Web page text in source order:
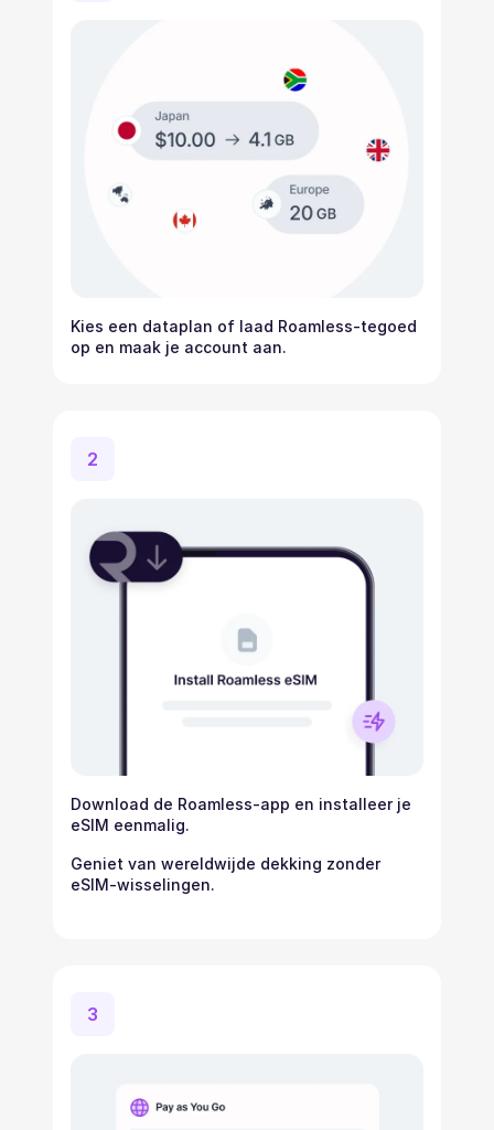
Kies een dataplan of laad Roamless-tegoed
op en maak je account aan.
2
Download de Roamless-app en installeer je
eSIM eenmalig.
Geniet van wereldwijde dekking zonder
eSIM-wisselingen.
3